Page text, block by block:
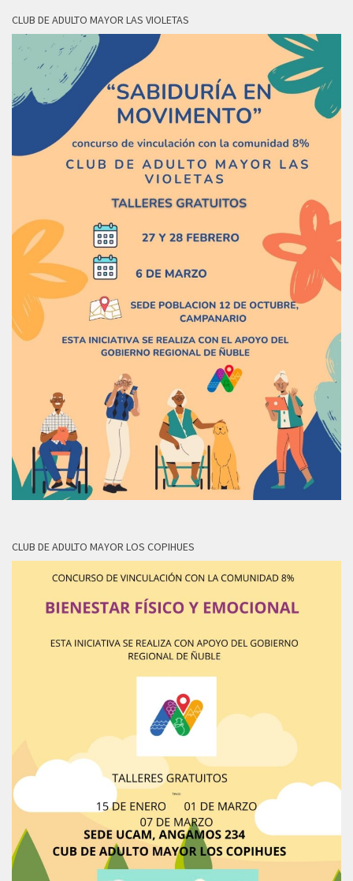
CLUB DE ADULTO MAYOR LAS VIOLETAS
CLUB DE ADULTO MAYOR LOS COPIHUES